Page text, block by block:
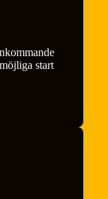
start